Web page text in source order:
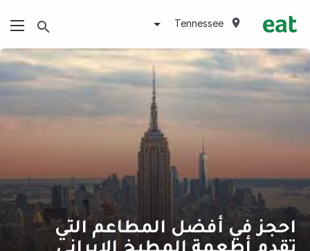
Tennessee
احجز في أفضل المطاعم التي
تقدم أطعمة المطبخ الإيراني